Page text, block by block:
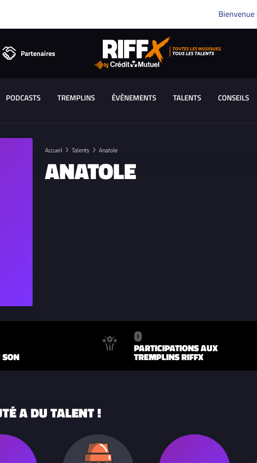
Bienvenue
Partenaires
PODCASTS TREMPLINS ÉVÈNEMENTS TALENTS CONSEILS
Accueil Talents Anatole
ANATOLE
0
PARTICIPATIONS AUX
TREMPLINS RIFFX
A DU TALENT !